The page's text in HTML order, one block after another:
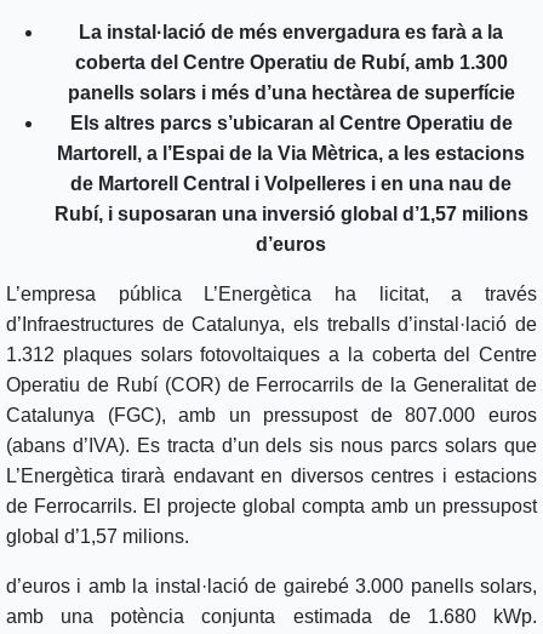
La instal·lació de més envergadura es farà a la
coberta del Centre Operatiu de Rubí, amb 1.300
panells solars i més d’una hectàrea de superfície
Els altres parcs s’ubicaran al Centre Operatiu de
Martorell, a l’Espai de la Via Mètrica, a les estacions
de Martorell Central i Volpelleres i en una nau de
Rubí, i suposaran una inversió global d’1,57 milions
d’euros
L’empresa pública L’Energètica ha licitat, a través
d’Infraestructures de Catalunya, els treballs d’instal·lació de
1.312 plaques solars fotovoltaiques a la coberta del Centre
Operatiu de Rubí (COR) de Ferrocarrils de la Generalitat de
Catalunya (FGC), amb un pressupost de 807.000 euros
(abans d’IVA). Es tracta d’un dels sis nous parcs solars que
L’Energètica tirarà endavant en diversos centres i estacions
de Ferrocarrils. El projecte global compta amb un pressupost
global d’1,57 milions.
d’euros i amb la instal·lació de gairebé 3.000 panells solars,
amb una potència conjunta estimada de 1.680 kWp.